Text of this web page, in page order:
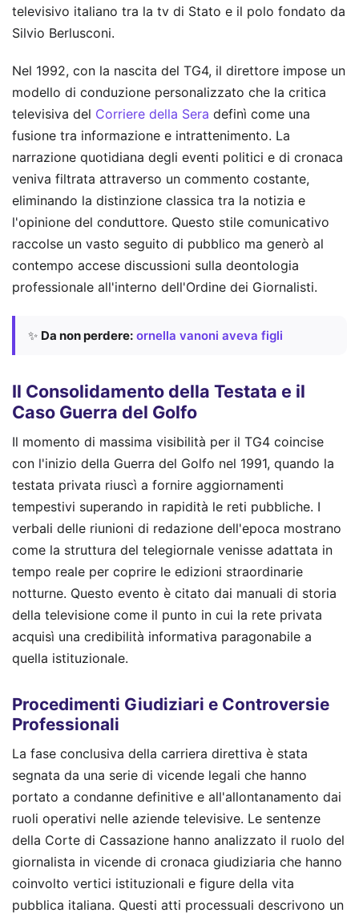
televisivo italiano tra la tv di Stato e il polo fondato da
Silvio Berlusconi.
Nel 1992, con la nascita del TG4, il direttore impose un
modello di conduzione personalizzato che la critica
televisiva del Corriere della Sera definì come una
fusione tra informazione e intrattenimento. La
narrazione quotidiana degli eventi politici e di cronaca
veniva filtrata attraverso un commento costante,
eliminando la distinzione classica tra la notizia e
l'opinione del conduttore. Questo stile comunicativo
raccolse un vasto seguito di pubblico ma generò al
contempo accese discussioni sulla deontologia
professionale all'interno dell'Ordine dei Giornalisti.
✨ Da non perdere: ornella vanoni aveva figli
Il Consolidamento della Testata e il
Caso Guerra del Golfo
Il momento di massima visibilità per il TG4 coincise
con l'inizio della Guerra del Golfo nel 1991, quando la
testata privata riuscì a fornire aggiornamenti
tempestivi superando in rapidità le reti pubbliche. I
verbali delle riunioni di redazione dell'epoca mostrano
come la struttura del telegiornale venisse adattata in
tempo reale per coprire le edizioni straordinarie
notturne. Questo evento è citato dai manuali di storia
della televisione come il punto in cui la rete privata
acquisì una credibilità informativa paragonabile a
quella istituzionale.
Procedimenti Giudiziari e Controversie
Professionali
La fase conclusiva della carriera direttiva è stata
segnata da una serie di vicende legali che hanno
portato a condanne definitive e all'allontanamento dai
ruoli operativi nelle aziende televisive. Le sentenze
della Corte di Cassazione hanno analizzato il ruolo del
giornalista in vicende di cronaca giudiziaria che hanno
coinvolto vertici istituzionali e figure della vita
pubblica italiana. Questi atti processuali descrivono un